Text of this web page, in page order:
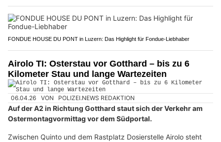
FONDUE HOUSE DU PONT in Luzern: Das Highlight für Fondue-Liebhaber
Airolo TI: Osterstau vor Gotthard – bis zu 6
Kilometer Stau und lange Wartezeiten
06.04.26 VON POLIZEI.NEWS REDAKTION
Auf der A2 in Richtung Gotthard staut sich der Verkehr am
Ostermontagvormittag vor dem Südportal.
Zwischen Quinto und dem Rastplatz Dosierstelle Airolo steht